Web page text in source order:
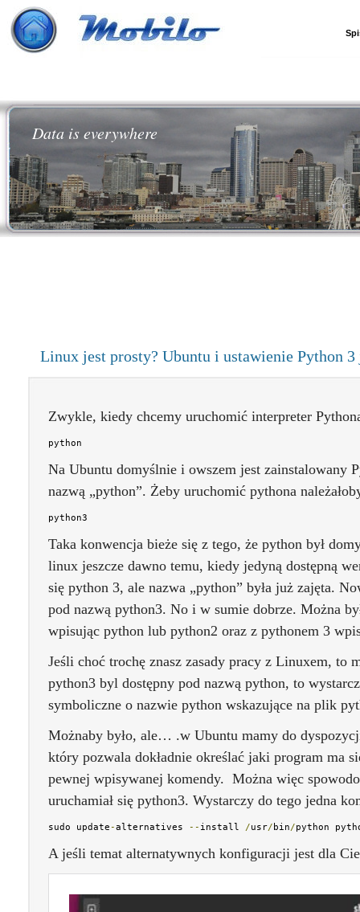
Data is everywhere
Linux jest prosty? Ubuntu i ustawienie Python
Zwykle, kiedy chcemy uruchomić interpreter
python
Na Ubuntu domyślnie i owszem jest zainstalowany
nazwą „python”. Żeby uruchomić pythona
python3
Taka konwencja bieże się z tego, że python był
linux jeszcze dawno temu, kiedy jedyną dostępną
się python 3, ale nazwa „python” była już zajęta.
pod nazwą python3. No i w sumie dobrze. Można
wpisując python lub python2 oraz z pythonem 3
Jeśli choć trochę znasz zasady pracy z Linuxem, to
python3 byl dostępny pod nazwą python, to
symboliczne o nazwie python wskazujące na plik
Możnaby było, ale… .w Ubuntu mamy do
który pozwala dokładnie określać jaki program ma
pewnej wpisywanej komendy. Można więc
uruchamiał się python3. Wystarczy do tego jedna
sudo update-alternatives -- install /usr/ bin/python
A jeśli temat alternatywnych konfiguracji jest dla